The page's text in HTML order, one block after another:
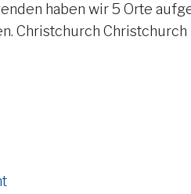
haben wir 5 Orte
Christchurch